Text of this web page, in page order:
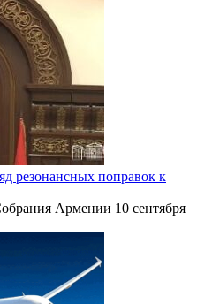
резонансных поправок к
Армении 10 сентября